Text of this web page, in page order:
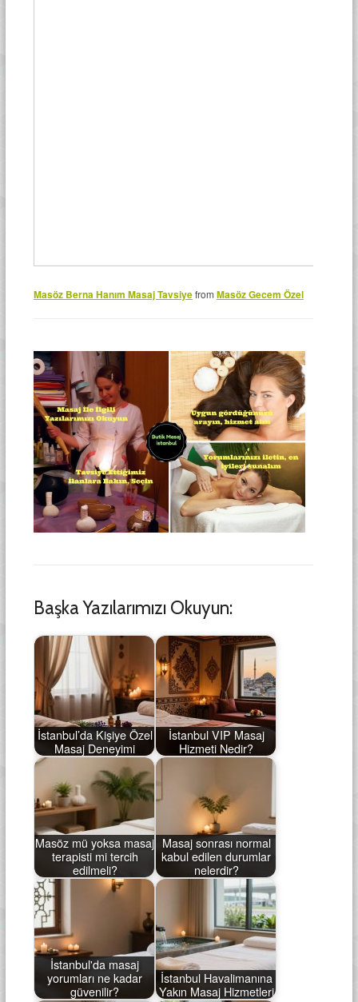
Masöz Berna Hanım Masaj Tavsiyefrom Masöz Gecem Özel
Başka Yazılarımızı Okuyun:
İstanbul’da Kişiye Özel
Masaj Deneyimi
İstanbul VIP Masaj
Hizmeti Nedir?
Masöz mü yoksa masaj
terapisti mi tercih
edilmeli?
Masaj sonrası normal
kabul edilen durumlar
nelerdir?
İstanbul'da masaj
yorumları ne kadar
güvenilir?
İstanbul Havalimanına
Yakın Masaj Hizmetleri